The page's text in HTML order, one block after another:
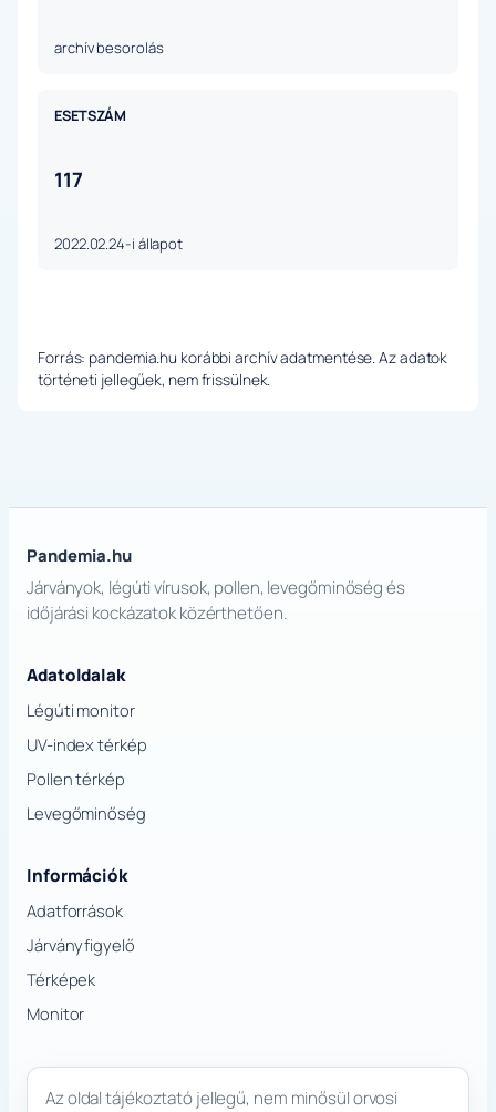
archív besorolás
ESETSZÁM
117
2022.02.24-i állapot
Forrás: pandemia.hu korábbi archív adatmentése. Az adatok
történeti jellegűek, nem frissülnek.
Pandemia.hu
Járványok, légúti vírusok, pollen, levegőminőség és
időjárási kockázatok közérthetően.
Adatoldalak
Légúti monitor
UV-index térkép
Pollen térkép
Levegőminőség
Információk
Adatforrások
Járványfigyelő
Térképek
Monitor
Az oldal tájékoztató jellegű, nem minősül orvosi